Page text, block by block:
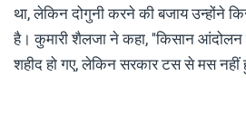
था, लेकिन दोगुनी करने की बजाय उन्होंने
है। कुमारी शैलजा ने कहा, ''किसान आंदोलन
शहीद हो गए, लेकिन सरकार टस से मस नहीं